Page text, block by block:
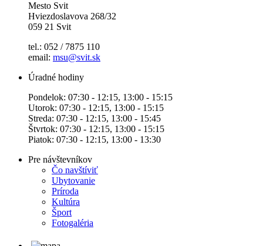
Mesto Svit
Hviezdoslavova 268/32
059 21 Svit
tel.: 052 / 7875 110
email: msu@svit.sk
Úradné hodiny
Pondelok: 07:30 - 12:15, 13:00 - 15:15
Utorok: 07:30 - 12:15, 13:00 - 15:15
Streda: 07:30 - 12:15, 13:00 - 15:45
Štvrtok: 07:30 - 12:15, 13:00 - 15:15
Piatok: 07:30 - 12:15, 13:00 - 13:30
Pre návštevníkov
Čo navštíviť
Ubytovanie
Príroda
Kultúra
Šport
Fotogaléria